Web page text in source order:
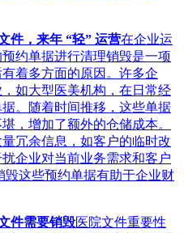
件，来年 “轻” 运营在企业运
约单据进行清理销毁是一项
着多方面的原因。许多企
如大型医美机构，在日常经
。随着时间推移，这些单据
，增加了额外的仓储成本。
冗余信息，如客户的临时改
企业对当前业务需求和客户
毁这些预约单据有助于企业财
件需要销毁医院文件重要性